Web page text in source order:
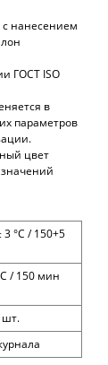
нанесением
ГОСТ ISO
в
параметров
цвет
3 °С / 150+5
/ 150 мин
шт.